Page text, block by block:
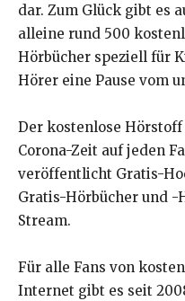
dar. Zum Glück gibt es
alleine rund 500
Hörbücher speziell für
Hörer eine Pause vom
Der kostenlose
Corona-Zeit auf jeden
veröffentlicht Gratis-
Gratis-Hörbücher und -
Stream.
Für alle Fans von
Internet gibt es seit